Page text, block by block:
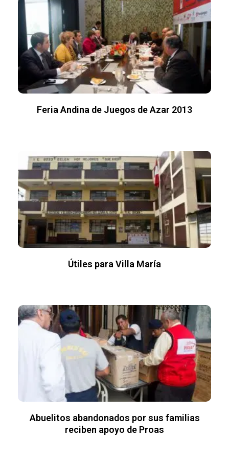
Feria Andina de Juegos de Azar 2013
Útiles para Villa María
Abuelitos abandonados por sus familias
reciben apoyo de Proas